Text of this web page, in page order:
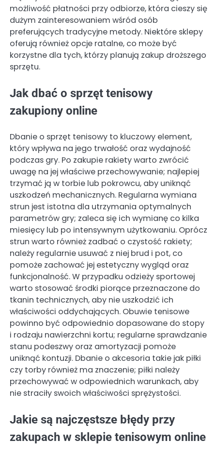
możliwość płatności przy odbiorze, która cieszy się
dużym zainteresowaniem wśród osób
preferujących tradycyjne metody. Niektóre sklepy
oferują również opcje ratalne, co może być
korzystne dla tych, którzy planują zakup droższego
sprzętu.
Jak dbać o sprzęt tenisowy
zakupiony online
Dbanie o sprzęt tenisowy to kluczowy element,
który wpływa na jego trwałość oraz wydajność
podczas gry. Po zakupie rakiety warto zwrócić
uwagę na jej właściwe przechowywanie; najlepiej
trzymać ją w torbie lub pokrowcu, aby uniknąć
uszkodzeń mechanicznych. Regularna wymiana
strun jest istotna dla utrzymania optymalnych
parametrów gry; zaleca się ich wymianę co kilka
miesięcy lub po intensywnym użytkowaniu. Oprócz
strun warto również zadbać o czystość rakiety;
należy regularnie usuwać z niej brud i pot, co
pomoże zachować jej estetyczny wygląd oraz
funkcjonalność. W przypadku odzieży sportowej
warto stosować środki piorące przeznaczone do
tkanin technicznych, aby nie uszkodzić ich
właściwości oddychających. Obuwie tenisowe
powinno być odpowiednio dopasowane do stopy
i rodzaju nawierzchni kortu; regularne sprawdzanie
stanu podeszwy oraz amortyzacji pomoże
uniknąć kontuzji. Dbanie o akcesoria takie jak piłki
czy torby również ma znaczenie; piłki należy
przechowywać w odpowiednich warunkach, aby
nie straciły swoich właściwości sprężystości.
Jakie są najczęstsze błędy przy
zakupach w sklepie tenisowym online